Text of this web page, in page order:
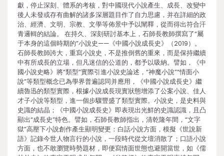
獻，停止深刻、體系的考核，對中國現代小說產生、成長、改變中
後人未發或存有曲解的諸多深層題目作了自力思慮，并在詳細的政
治、經濟、文明、宗教、文學等佈景中予以闡釋，從而得出符合汗
青邏輯的結論。 在持久、深刻研討基本上，石師長教師撰寫了“屬
于本身的這個時期的”小說史——《中國小說成長史》（2019）。
石師長教師誇大，重寫小說史，不是推倒舊的重來，而是保持繼續
中有所成長的立場，但凡迷信的公道的，都予以吸納。譬如，《中
國小說史略》將“類型”實際引進小說史論述，“神魔小說”“情面小
說”等類型概念已為學界普遍認同并應用，《中國小說成長史》繼
續魯迅的類型實際，根據小說成長現實狀態增添了公案小說、佳人
才子小說等類型，進一個步驟豐盛了類型實際。小說史，是史料與
史識的結晶；《中國小說成長史》即表現出光鮮的史識認識，且凸
顯出“成長史”特色。譬如，石師長教師指出，清乾隆年間，“文字
獄”高壓下小說創作產生顯明變更：白話小說方面，模擬《世說新
語》記錄今世人物言行的小說，一段時代從文壇消散了；口語小說
方面，也不敢瀏覽時勢題材，即便寫情面世態也避開當世，如《儒